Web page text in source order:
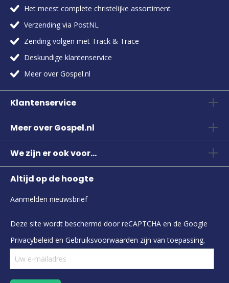
Het meest complete christelijke assortiment
Verzending via PostNL
Zending volgen met Track & Trace
Deskundige klantenservice
Meer over Gospel.nl
Klantenservice
Meer over Gospel.nl
We zijn er ook voor...
Altijd op de hoogte
Aanmelden nieuwsbrief
Deze site wordt beschermd door reCAPTCHA en de Google
Privacybeleid en Gebruiksvoorwaarden zijn van toepassing.